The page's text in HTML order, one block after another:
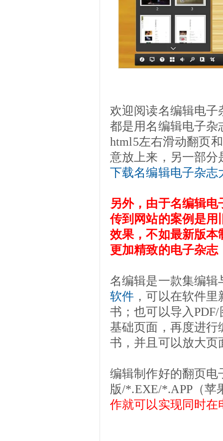
欢迎阅读名编辑电
都是用名编辑电子杂
html5左右滑动翻页
意放上来，另一部分
下载名编辑电子杂志
另外，由于名编辑
传到网站的案例是用
效果，不如最新版本
更加精致的电子杂
名编辑是一款集编
软件 ，可以在软件
书；也可以导入
基础页面，再度进
书，并且可以放大页
编辑制作好的翻页
版/*.EXE/*.APP（苹
作就可以实现同时在